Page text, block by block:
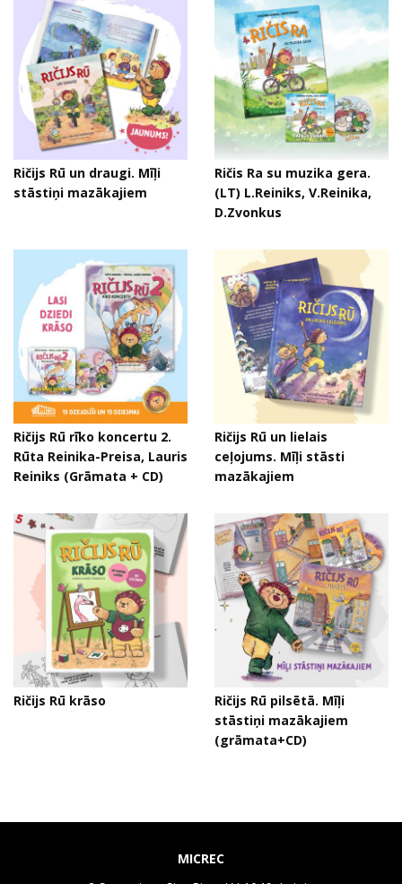
Ričijs Rū un draugi. Mīļi
stāstiņi mazākajiem
Ričis Ra su muzika gera.
(LT) L.Reiniks, V.Reinika,
D.Zvonkus
Ričijs Rū rīko koncertu 2.
Rūta Reinika-Preisa, Lauris
Reiniks (Grāmata + CD)
Ričijs Rū un lielais
ceļojums. Mīļi stāsti
mazākajiem
Ričijs Rū krāso
Ričijs Rū pilsētā. Mīļi
stāstiņi mazākajiem
(grāmata+CD)
MICREC